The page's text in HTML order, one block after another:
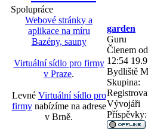
Spolupráce
Webové stránky a
aplikace na míru
Bazény, sauny
Virtuální sídlo pro firmy
v Praze.
Levné Virtuální sídlo pro
firmynabízíme na adrese
v Brně.
garden
Guru
Členem
12:54
Bydliště
Skupina:
Vývojáři
Příspěvky: